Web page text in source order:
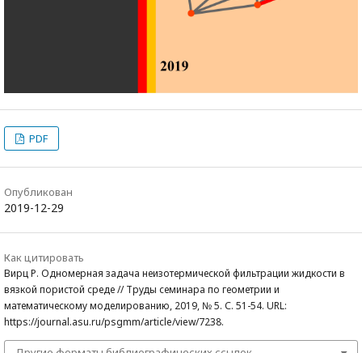
PDF
Опубликован
2019-12-29
Как цитировать
Вирц Р. Одномерная задача неизотермической фильтрации жидкости в
вязкой пористой среде // Труды семинара по геометрии и
математическому моделированию, 2019, № 5. С. 51-54. URL:
https://journal.asu.ru/psgmm/article/view/7238.